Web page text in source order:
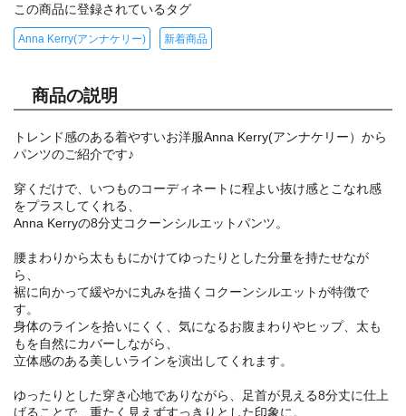
この商品に登録されているタグ
Anna Kerry(アンナケリー) 新着商品
商品の説明
トレンド感のある着やすいお洋服Anna Kerry(アンナケリー）から
パンツのご紹介です♪
穿くだけで、いつものコーディネートに程よい抜け感とこなれ感
をプラスしてくれる、
Anna Kerryの8分丈コクーンシルエットパンツ。
腰まわりから太ももにかけてゆったりとした分量を持たせなが
ら、
裾に向かって緩やかに丸みを描くコクーンシルエットが特徴で
す。
身体のラインを拾いにくく、気になるお腹まわりやヒップ、太も
もを自然にカバーしながら、
立体感のある美しいラインを演出してくれます。
ゆったりとした穿き心地でありながら、足首が見える8分丈に仕上
げることで、重たく見えずすっきりとした印象に。